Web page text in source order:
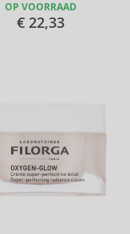
OP VOORRAAD
€ 22,33